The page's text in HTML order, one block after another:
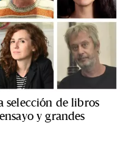
selección de libros
y grandes